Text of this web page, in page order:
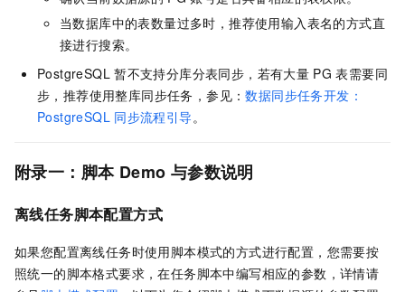
当数据库中的表数量过多时，推荐使用输入表名的方式直
接进行搜索。
PostgreSQL 暂不支持分库分表同步，若有大量 PG 表需要同
步，推荐使用整库同步任务，参见：数据同步任务开发：
PostgreSQL 同步流程引导。
附录一：脚本 Demo 与参数说明
离线任务脚本配置方式
如果您配置离线任务时使用脚本模式的方式进行配置，您需要按
照统一的脚本格式要求，在任务脚本中编写相应的参数，详情请